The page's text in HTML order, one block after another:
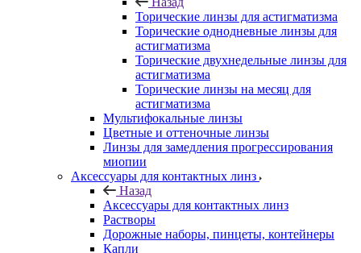
Торические линзы для астигматизма
Торические однодневные линзы для
астигматизма
Торические двухнедельные линзы для
астигматизма
Торические линзы на месяц для
астигматизма
Мультифокальные линзы
Цветные и оттеночные линзы
Линзы для замедления прогрессирования
миопии
Аксессуары для контактных линз
Назад
Аксессуары для контактных линз
Растворы
Дорожные наборы, пинцеты, контейнеры
Капли